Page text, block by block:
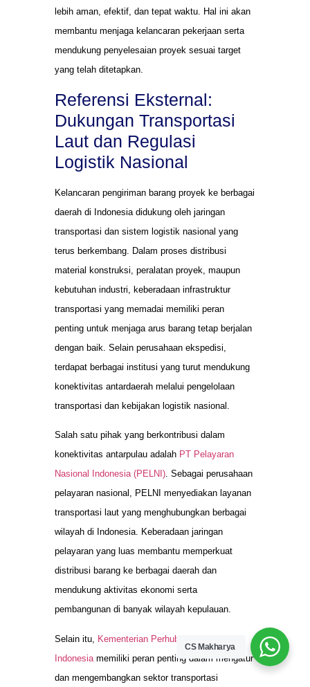
lebih aman, efektif, dan tepat waktu. Hal ini akan
membantu menjaga kelancaran pekerjaan serta
mendukung penyelesaian proyek sesuai target
yang telah ditetapkan.
Referensi Eksternal:
Dukungan Transportasi
Laut dan Regulasi
Logistik Nasional
Kelancaran pengiriman barang proyek ke berbagai
daerah di Indonesia didukung oleh jaringan
transportasi dan sistem logistik nasional yang
terus berkembang. Dalam proses distribusi
material konstruksi, peralatan proyek, maupun
kebutuhan industri, keberadaan infrastruktur
transportasi yang memadai memiliki peran
penting untuk menjaga arus barang tetap berjalan
dengan baik. Selain perusahaan ekspedisi,
terdapat berbagai institusi yang turut mendukung
konektivitas antardaerah melalui pengelolaan
transportasi dan kebijakan logistik nasional.
Salah satu pihak yang berkontribusi dalam
konektivitas antarpulau adalah PT Pelayaran
Nasional Indonesia (PELNI). Sebagai perusahaan
pelayaran nasional, PELNI menyediakan layanan
transportasi laut yang menghubungkan berbagai
wilayah di Indonesia. Keberadaan jaringan
pelayaran yang luas membantu memperkuat
distribusi barang ke berbagai daerah dan
mendukung aktivitas ekonomi serta
pembangunan di banyak wilayah kepulauan.
Selain itu,
Kementerian Perhubungan Republik
Indonesia memiliki peran penting dalam mengatur
dan mengembangkan sektor transportasi
CS Makharya